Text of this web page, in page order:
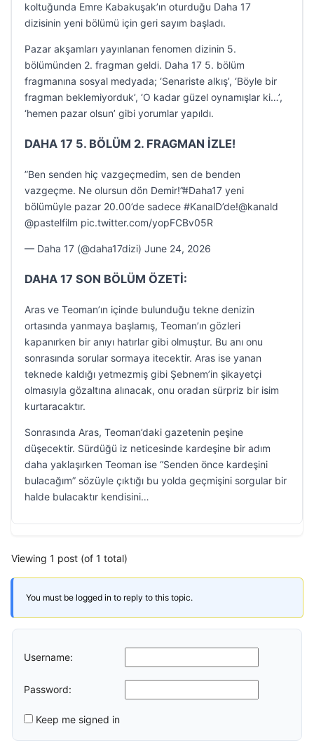
koltuğunda Emre Kabakuşak’ın oturduğu Daha 17
dizisinin yeni bölümü için geri sayım başladı.
Pazar akşamları yayınlanan fenomen dizinin 5.
bölümünden 2. fragman geldi. Daha 17 5. bölüm
fragmanına sosyal medyada; ‘Senariste alkış’, ‘Böyle bir
fragman beklemiyorduk’, ‘O kadar güzel oynamışlar ki…’,
‘hemen pazar olsun’ gibi yorumlar yapıldı.
DAHA 17 5. BÖLÜM 2. FRAGMAN İZLE!
”Ben senden hiç vazgeçmedim, sen de benden
vazgeçme. Ne olursun dön Demir!”#Daha17 yeni
bölümüyle pazar 20.00’de sadece #KanalD’de!@kanald
@pastelfilm pic.twitter.com/yopFCBv05R
— Daha 17 (@daha17dizi) June 24, 2026
DAHA 17 SON BÖLÜM ÖZETİ:
Aras ve Teoman’ın içinde bulunduğu tekne denizin
ortasında yanmaya başlamış, Teoman’ın gözleri
kapanırken bir anıyı hatırlar gibi olmuştur. Bu anı onu
sonrasında sorular sormaya itecektir. Aras ise yanan
teknede kaldığı yetmezmiş gibi Şebnem’in şikayetçi
olmasıyla gözaltına alınacak, onu oradan sürpriz bir isim
kurtaracaktır.
Sonrasında Aras, Teoman’daki gazetenin peşine
düşecektir. Sürdüğü iz neticesinde kardeşine bir adım
daha yaklaşırken Teoman ise “Senden önce kardeşini
bulacağım” sözüyle çıktığı bu yolda geçmişini sorgular bir
halde bulacaktır kendisini…
Viewing 1 post (of 1 total)
You must be logged in to reply to this topic.
Username:
Password:
Keep me signed in